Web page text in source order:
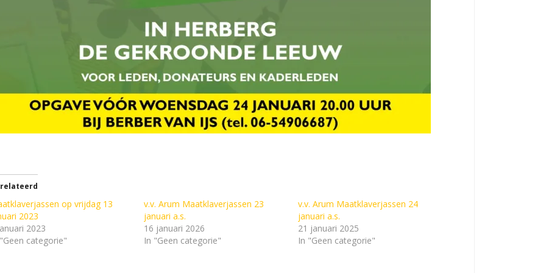
op vrijdag 13
2023
2023
categorie"
v.v. Arum Maatklaverjassen 23
januari a.s.
16 januari 2026
In "Geen categorie"
v.v. Arum Maatklaverjassen 24
januari a.s.
21 januari 2025
In "Geen categorie"